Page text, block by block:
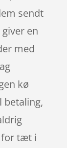
sendt
en
med
kø
betaling,
for tæt i